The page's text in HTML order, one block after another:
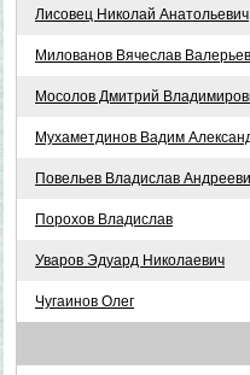
Лисовец Николай Анатольевич
Милованов Вячеслав
Мосолов Дмитрий
Мухаметдинов Вадим
Повельев Владислав
Порохов Владислав
Уваров Эдуард Николаевич
Чугаинов Олег